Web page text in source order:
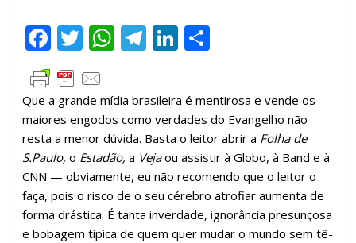
F
ac
e
b
o
o
k
T
w
itt
er
W
at
s
A
p
p
T
e
gr
a
m
Li
k
e
dI
n
m
p
ar
til
h
ar
Que a grande mídia brasileira é mentirosa e vende os
maiores engodos como verdades do Evangelho não
resta a menor dúvida. Basta o leitor abrir a Folha de
S.Paulo,o Estadão,a Vejaou assistir à Globo, à Band e à
CNN — obviamente, eu não recomendo que o leitor o
faça, pois o risco de o seu cérebro atrofiar aumenta de
forma drástica. É tanta inverdade, ignorância presunçosa
e bobagem típica de quem quer mudar o mundo sem tê-